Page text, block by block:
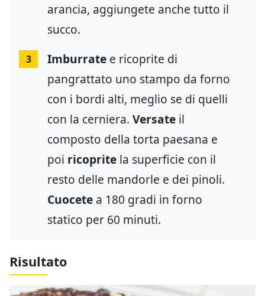
arancia, aggiungete anche tutto il
succo.
3 Imburrate e ricoprite di
pangrattato uno stampo da forno
con i bordi alti, meglio se di quelli
con la cerniera. Versate il
composto della torta paesana e
poi ricoprite la superficie con il
resto delle mandorle e dei pinoli.
Cuocete a 180 gradi in forno
statico per 60 minuti.
Risultato